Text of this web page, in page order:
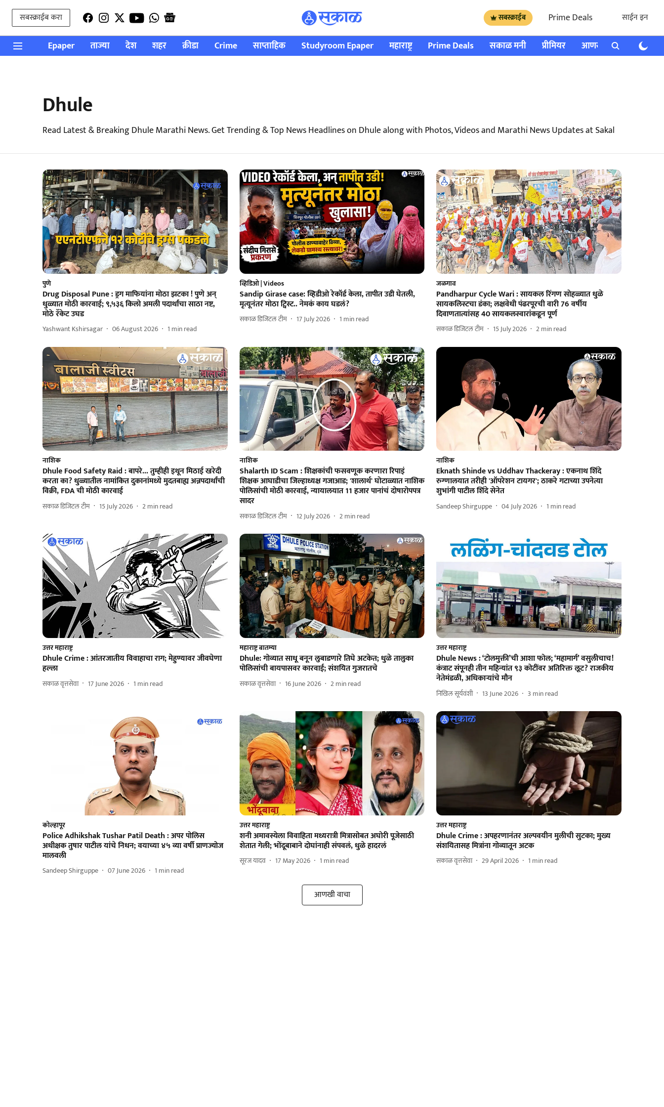
सबस्क्राईब करा सबस्क्राईब Prime Deals साईन इन
Epaper ताज्या देश शहर क्रीडा Crime साप्ताहिक Studyroom Epaper महाराष्ट्र Prime Deals सकाळ मनी प्रीमियर आणखी राशी भविष्य
Dhule
Read Latest & Breaking Dhule Marathi News. Get Trending & Top News Headlines on Dhule along with Photos, Videos and Marathi News Updates at Sakal
पुणे
Drug Disposal Pune : ड्रग माफियांना मोठा झटका ! पुणे अन्
धुळ्यात मोठी कारवाई; ९,५३६ किलो अमली पदार्थांचा साठा नष्ट,
मोठे रॅकेट उघड
Yashwant Kshirsagar 06 August 2026 1 min read
व्हिडिओ | Videos
Sandip Girase case: व्हिडीओ रेकॉर्ड केला, तापीत उडी घेतली,
मृत्यूनंतर मोठा ट्विस्ट.. नेमकं काय घडलं?
सकाळ डिजिटल टीम 17 July 2026 1 min read
जळगाव
Pandharpur Cycle Wari : सायकल रिंगण सोहळ्यात धुळे
सायकलिस्टचा डंका; लक्षवेधी पंढरपूरची वारी 76 वर्षीय
दिवाणतात्यांसह 40 सायकलस्वारांकडून पूर्ण
सकाळ डिजिटल टीम 15 July 2026 2min read
नाशिक
Dhule Food Safety Raid : बापरे... तुम्हीही इथून मिठाई खरेदी
करता का? धुळ्यातील नामांकित दुकानांमध्ये मुदतबाह्य अन्नपदार्थांची
विक्री, FDA ची मोठी कारवाई
सकाळ डिजिटल टीम 15 July 2026 2min read
नाशिक
Shalarth ID Scam : शिक्षकांची फसवणूक करणारा रिपाइं
शिक्षक आघाडीचा जिल्हाध्यक्ष गजाआड; 'शालार्थ' घोटाळ्यात नाशिक
पोलिसांची मोठी कारवाई, न्यायालयात 11 हजार पानांचं दोषारोपपत्र
सादर
सकाळ डिजिटल टीम 12 July 2026 2min read
नाशिक
Eknath Shinde vs Uddhav Thackeray : एकनाथ शिंदे
रुग्णालयात तरीही 'ऑपरेशन टायगर'; ठाकरे गटाच्या उपनेत्या
शुभांगी पाटील शिंदे सेनेत
Sandeep Shirguppe 04 July 2026 1 min read
उत्तर महाराष्ट्र
Dhule Crime : आंतरजातीय विवाहाचा राग; मेहुण्यावर जीवघेणा
हल्ला
सकाळ वृत्तसेवा 17 June 2026 1 min read
महाराष्ट्र बातम्या
Dhule: गोव्यात साधू बनून लुबाडणारे तिघे अटकेत; धुळे तालुका
पोलिसांची बायपासवर कारवाई; संशयित गुजरातचे
सकाळ वृत्तसेवा 16 June 2026 2min read
उत्तर महाराष्ट्र
Dhule News : ‘टोलमुक्ती’ची आशा फोल; ‘महामार्ग’ वसुलीचाच!
कंत्राट संपूनही तीन महिन्यांत ९३ कोटींवर अतिरिक्त लूट? राजकीय
नेतेमंडळी, अधिकाऱ्यांचे मौन
निखिल सूर्यवंशी 13 June 2026 3 min read
कोल्हापूर
Police Adhikshak Tushar Patil Death : अपर पोलिस
अधीक्षक तुषार पाटील यांचे निधन; वयाच्या ४५ व्या वर्षी प्राणज्योज
मालवली
Sandeep Shirguppe 07 June 2026 1 min read
उत्तर महाराष्ट्र
शनी अमावस्येला विवाहिता मध्यरात्री मित्रासोबत अघोरी पूजेसाठी
शेतात गेली; भोंदूबाबाने दोघांनाही संपवलं, धुळे हादरलं
सूरज यादव 17 May 2026 1 min read
उत्तर महाराष्ट्र
Dhule Crime : अपहरणानंतर अल्पवयीन मुलीची सुटका; मुख्य
संशयितासह मित्रांना गोव्यातून अटक
सकाळ वृत्तसेवा 29 April 2026 1 min read
आणखी वाचा